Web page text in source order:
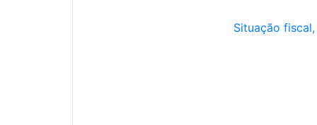
Situação